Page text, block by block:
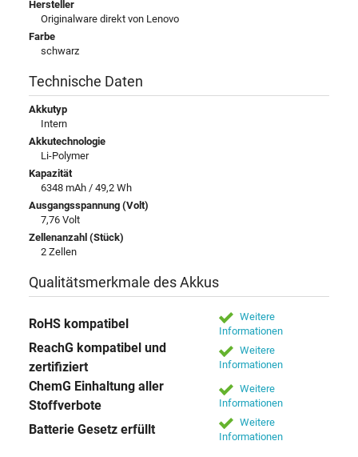
Hersteller
Originalware direkt von Lenovo
Farbe
schwarz
Technische Daten
Akkutyp
Intern
Akkutechnologie
Li-Polymer
Kapazität
6348 mAh / 49,2 Wh
Ausgangsspannung (Volt)
7,76 Volt
Zellenanzahl (Stück)
2 Zellen
Qualitätsmerkmale des Akkus
RoHS kompatibel
Weitere
Informationen
ReachG kompatibel und
zertifiziert
Weitere
Informationen
ChemG Einhaltung aller
Stoffverbote
Weitere
Informationen
Batterie Gesetz erfüllt
Weitere
Informationen